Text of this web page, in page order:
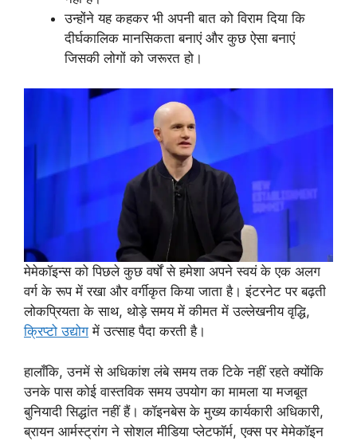
उन्होंने यह कहकर भी अपनी बात को विराम दिया कि
दीर्घकालिक मानसिकता बनाएं और कुछ ऐसा बनाएं
जिसकी लोगों को जरूरत हो।
मेमेकॉइन्स को पिछले कुछ वर्षों से हमेशा अपने स्वयं के एक अलग
वर्ग के रूप में रखा और वर्गीकृत किया जाता है। इंटरनेट पर बढ़ती
लोकप्रियता के साथ, थोड़े समय में कीमत में उल्लेखनीय वृद्धि,
क्रिप्टो उद्योग में उत्साह पैदा करती है।
हालाँकि, उनमें से अधिकांश लंबे समय तक टिके नहीं रहते क्योंकि
उनके पास कोई वास्तविक समय उपयोग का मामला या मजबूत
बुनियादी सिद्धांत नहीं हैं। कॉइनबेस के मुख्य कार्यकारी अधिकारी,
ब्रायन आर्मस्ट्रांग ने सोशल मीडिया प्लेटफॉर्म, एक्स पर मेमेकॉइन